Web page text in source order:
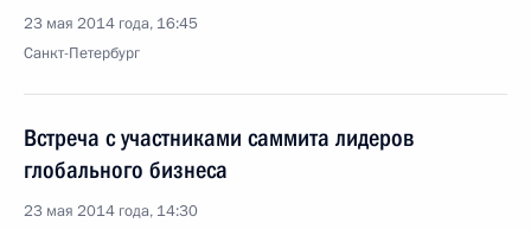
23 мая 2014 года, 16:45
Санкт-Петербург
Встреча с участниками саммита лидеров
глобального бизнеса
23 мая 2014 года, 14:30